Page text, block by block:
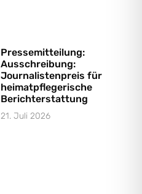
Pressemitteilung:
Ausschreibung:
Journalistenpreis für
heimatpflegerische
Berichterstattung
21. Juli 2026